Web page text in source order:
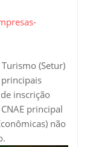
(Setur)
inscrição
principal
não